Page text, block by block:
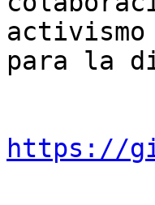
para la
https://